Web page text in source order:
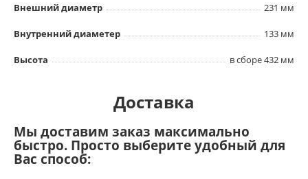
Внешний диаметр 231 мм
Внутренний диаметер 133 мм
Высота в сборе 432 мм
Доставка
Мы доставим заказ максимально
быстро. Просто выберите удобный для
Вас способ: